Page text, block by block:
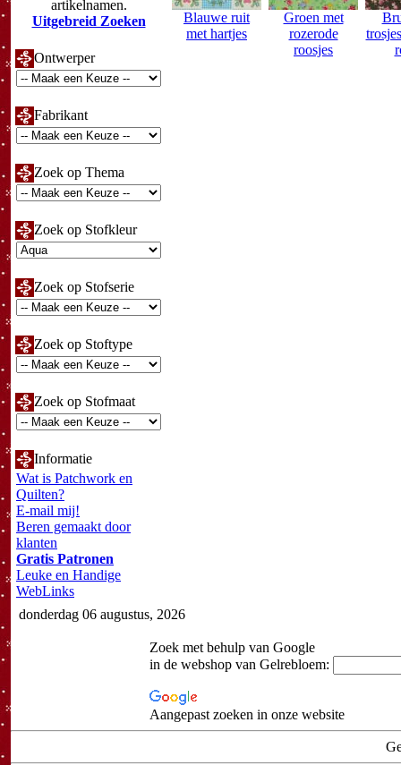
artikelnamen.
Uitgebreid Zoeken
Ontwerper
Fabrikant
Zoek op Thema
Zoek op Stofkleur
Zoek op Stofserie
Zoek op Stoftype
Zoek op Stofmaat
Informatie
Wat is Patchwork en
Quilten?
E-mail mij!
Beren gemaakt door
klanten
Gratis Patronen
Leuke en Handige
WebLinks
Blauwe ruit
met hartjes
Groen met
rozerode
roosjes
donderdag 06 augustus, 2026
Zoek met behulp van Google
in de webshop van Gelrebloem:
Aangepast zoeken in onze website